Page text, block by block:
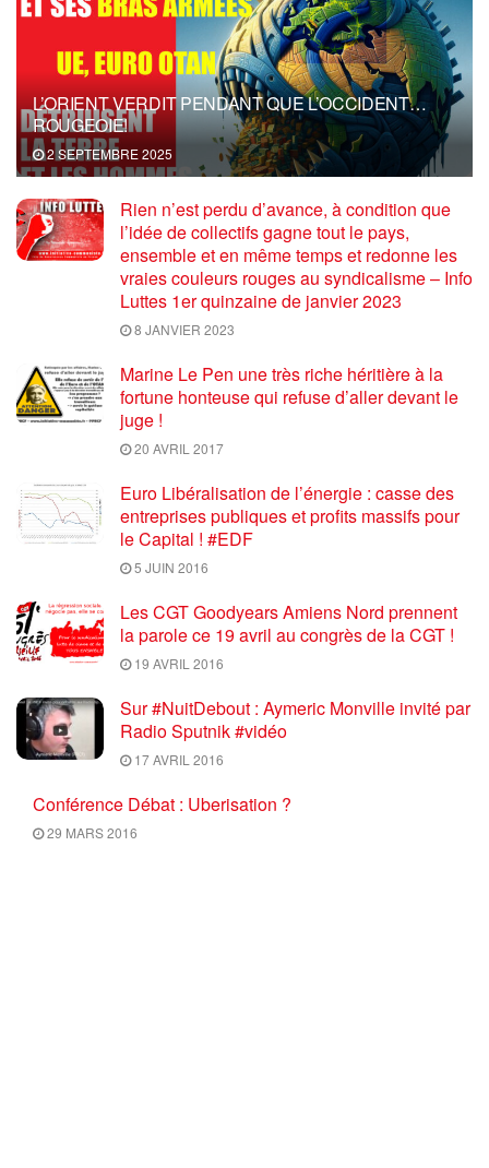
L’ORIENT VERDIT PENDANT QUE L’OCCIDENT…
ROUGEOIE!
2 SEPTEMBRE 2025
Rien n’est perdu d’avance, à condition que
l’idée de collectifs gagne tout le pays,
ensemble et en même temps et redonne les
vraies couleurs rouges au syndicalisme – Info
Luttes 1er quinzaine de janvier 2023
8 JANVIER 2023
Marine Le Pen une très riche héritière à la
fortune honteuse qui refuse d’aller devant le
juge !
20 AVRIL 2017
Euro Libéralisation de l’énergie : casse des
entreprises publiques et profits massifs pour
le Capital ! #EDF
5 JUIN 2016
Les CGT Goodyears Amiens Nord prennent
la parole ce 19 avril au congrès de la CGT !
19 AVRIL 2016
Sur #NuitDebout : Aymeric Monville invité par
Radio Sputnik #vidéo
17 AVRIL 2016
Conférence Débat : Uberisation ?
29 MARS 2016